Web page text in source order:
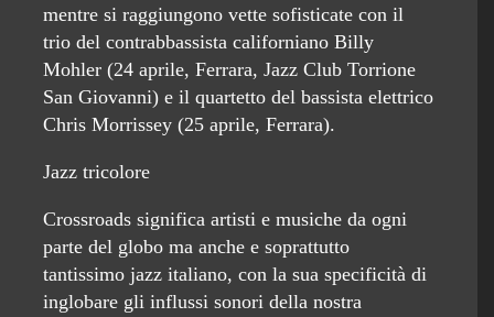
mentre si raggiungono vette sofisticate con il
trio del contrabbassista californiano Billy
Mohler (24 aprile, Ferrara, Jazz Club Torrione
San Giovanni) e il quartetto del bassista elettrico
Chris Morrissey (25 aprile, Ferrara).
Jazz tricolore
Crossroads significa artisti e musiche da ogni
parte del globo ma anche e soprattutto
tantissimo jazz italiano, con la sua specificità di
inglobare gli influssi sonori della nostra